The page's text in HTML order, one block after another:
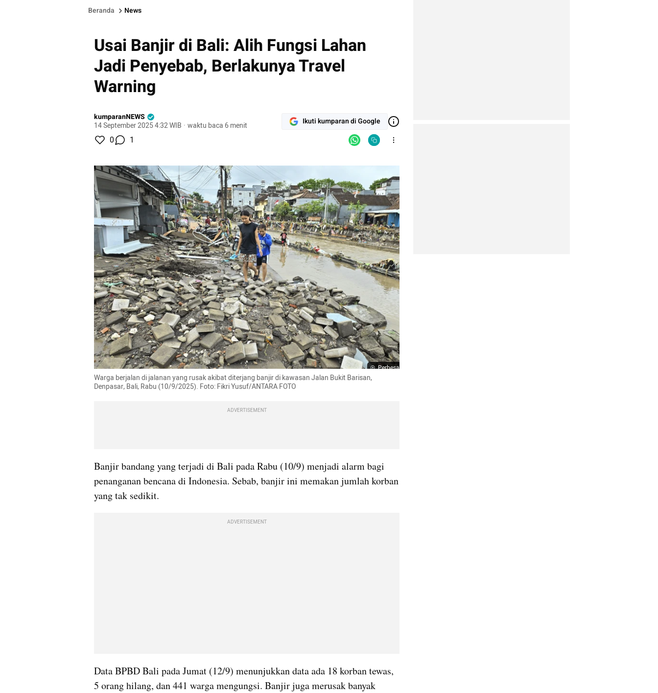
Beranda News
Usai Banjir di Bali: Alih Fungsi Lahan
Jadi Penyebab, Berlakunya Travel
Warning
kumparanNEWS
14 September 2025 4:32 WIB · waktu baca 6 menit Ikuti kumparan di Google
0 1
Perbesar
Warga berjalan di jalanan yang rusak akibat diterjang banjir di kawasan Jalan Bukit Barisan,
Denpasar, Bali, Rabu (10/9/2025). Foto: Fikri Yusuf/ANTARA FOTO
ADVERTISEMENT
Banjir bandang yang terjadi di Bali pada Rabu (10/9) menjadi alarm bagi
penanganan bencana di Indonesia. Sebab, banjir ini memakan jumlah korban
yang tak sedikit.
ADVERTISEMENT
Data BPBD Bali pada Jumat (12/9) menunjukkan data ada 18 korban tewas,
5 orang hilang, dan 441 warga mengungsi. Banjir juga merusak banyak